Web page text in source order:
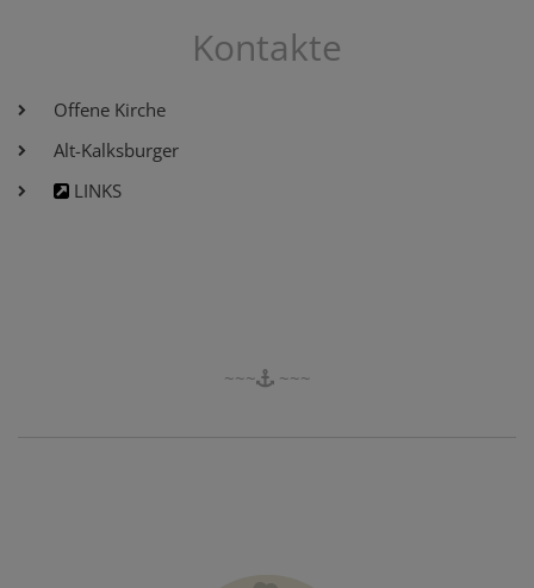
Kontakte
Offene Kirche
Alt-Kalksburger
LINKS
~~~ ~~~